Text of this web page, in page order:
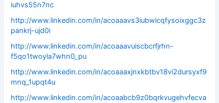
iuhvs55n7nc
http://www.linkedin.com/in/acoaaavs3iubwicqfysoixggc3z
pankrj-ujd0i
http://www.linkedin.com/in/acoaaavuiscbcrfjrhn-
f5qo1twoyla7whn0_pu
http://www.linkedin.com/in/acoaaaxjnxkbtbv18vi2dursyxf9
mnq_1upqt4u
http://www.linkedin.com/in/acoaabcb9z0bqrkvugehvfecva